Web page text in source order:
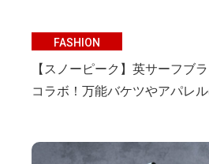
FASHION
【スノーピーク】英サーフブ
コラボ！万能バケツやアパレ